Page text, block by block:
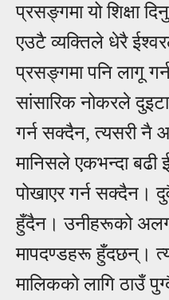
प्रसङ्गमा यो शिक्षा
एउटै व्यक्तिले धेरै
प्रसङ्गमा पनि लागू
सांसारिक नोकरले
गर्न सक्दैन, त्यसरी नै
मानिसले एकभन्दा बढी
पोखाएर गर्न सक्दैन।
हुँदैन। उनीहरूको
मापदण्डहरू हुँदछन्।
मालिकको लागि ठाउँ